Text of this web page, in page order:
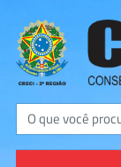
Buscar